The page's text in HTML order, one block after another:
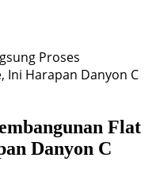
Proses
Ini Harapan Danyon C
Flat
Danyon C